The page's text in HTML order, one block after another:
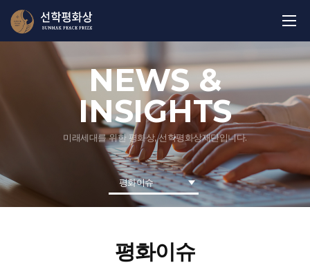
NEWS &
INSIGHTS
미래세대를 위한 평화상, 선학평화상재단입니다.
평화이슈
평화이슈